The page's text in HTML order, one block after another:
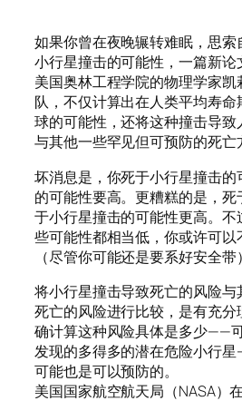
如果你曾在夜晚辗转难眠，思
小行星撞击的可能性，一篇新论
美国奥林工程学院的物理学家凯
队，不仅计算出在人类平均寿
球的可能性，还将这种撞击导致
与其他一些罕见但可预防的死亡
坏消息是，你死于小行星撞击
的可能性要高。更糟糕的是，
于小行星撞击的可能性更高。
些可能性都相当低，你或许可
（尽管你可能还是要系好安全带
将小行星撞击导致死亡的风险
死亡的风险进行比较，是有充
确计算这种风险具体是多少——
发现的多得多的潜在危险小行
可能也是可以预防的。
美国国家航空航天局（NASA）